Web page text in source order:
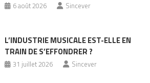
6 août 2026 Sincever
L’INDUSTRIE MUSICALE EST-ELLE EN
TRAIN DE S’EFFONDRER ?
31 juillet 2026 Sincever